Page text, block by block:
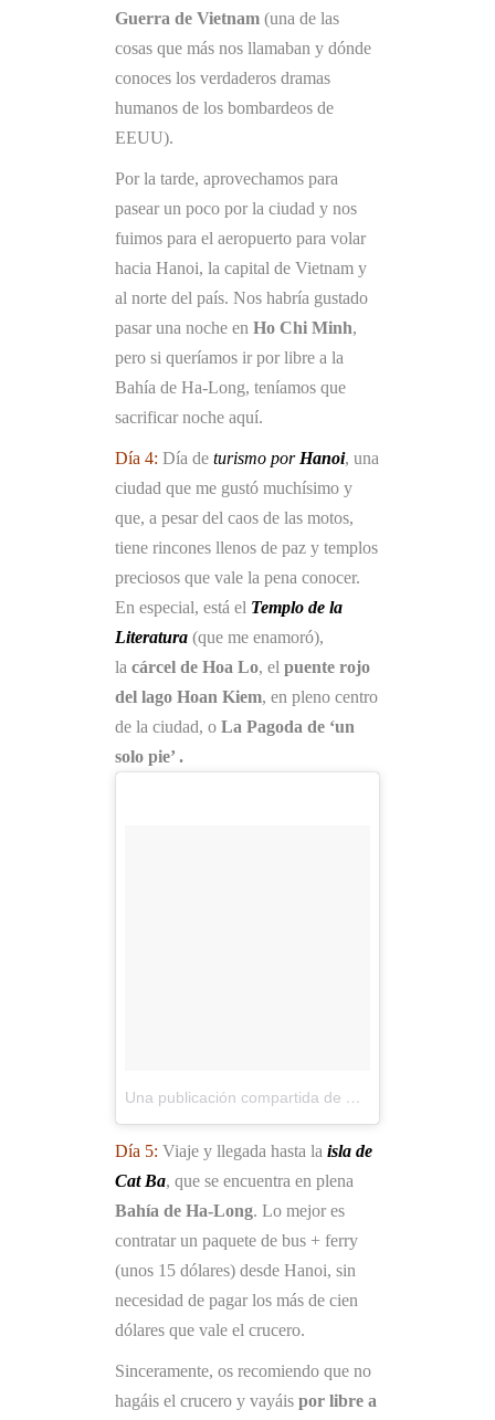
Guerra de Vietnam (una de las
cosas que más nos llamaban y dónde
conoces los verdaderos dramas
humanos de los bombardeos de
EEUU).
Por la tarde, aprovechamos para
pasear un poco por la ciudad y nos
fuimos para el aeropuerto para volar
hacia Hanoi, la capital de Vietnam y
al norte del país. Nos habría gustado
pasar una noche en Ho Chi Minh,
pero si queríamos ir por libre a la
Bahía de Ha-Long, teníamos que
sacrificar noche aquí.
Día 4: Día de turismo por Hanoi, una
ciudad que me gustó muchísimo y
que, a pesar del caos de las motos,
tiene rincones llenos de paz y templos
preciosos que vale la pena conocer.
En especial, está el Templo de la
Literatura (que me enamoró),
la cárcel de Hoa Lo, el puente rojo
del lago Hoan Kiem, en pleno centro
de la ciudad, o La Pagoda de ‘un
solo pie’ .
Una publicación compartida de Viajes Mochileros (@viajesmochileros)
Día 5: Viaje y llegada hasta la isla de
Cat Ba, que se encuentra en plena
Bahía de Ha-Long. Lo mejor es
contratar un paquete de bus + ferry
(unos 15 dólares) desde Hanoi, sin
necesidad de pagar los más de cien
dólares que vale el crucero.
Sinceramente, os recomiendo que no
hagáis el crucero y vayáis por libre a